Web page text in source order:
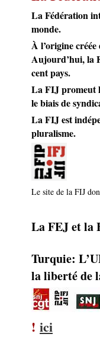
La Fédération
monde.
À l’origine
Aujourd’hui, la
cent pays.
La FIJ promeut
le biais de
La FIJ est
pluralisme.
Le site de la FIJ
La FEJ et la
Turquie:
la liberté de
! ici